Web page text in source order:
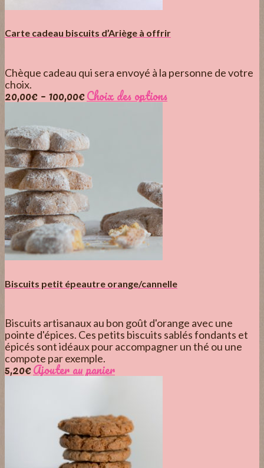
Carte cadeau biscuits d’Ariège à offrir
Chèque cadeau qui sera envoyé à la personne de votre
choix.
20,00€–100,00€Choix des options
Biscuits petit épeautre orange/cannelle
Biscuits artisanaux au bon goût d'orange avec une
pointe d'épices. Ces petits biscuits sablés fondants et
épicés sont idéaux pour accompagner un thé ou une
compote par exemple.
5,20€Ajouter au panier